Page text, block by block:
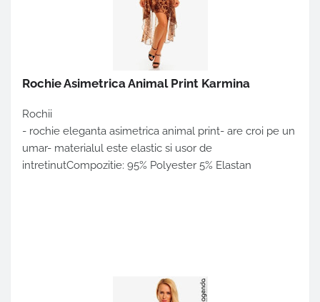
Rochie Asimetrica Animal Print Karmina
Rochii
- rochie eleganta asimetrica animal print- are croi pe un
umar- materialul este elastic si usor de
intretinutCompozitie: 95% Polyester 5% Elastan